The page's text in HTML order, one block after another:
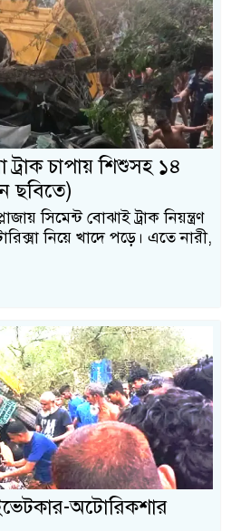
চাপায় শিশুসহ ১৪
ছবিতে)
সিমেন্ট বোঝাই ট্রাক নিয়ন্ত্রণ
নিয়ে খাদে পড়ে। এতে নারী,
অটোরিকশার